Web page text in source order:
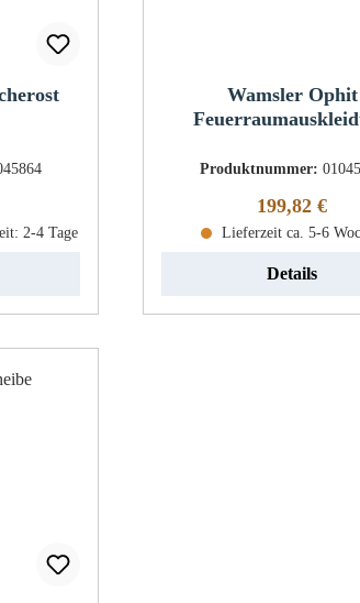
2-4 Tage
Wamsler Ophit
Produktnummer:
Regulärer
199,82 €
Lieferzeit ca. 5-6
Details